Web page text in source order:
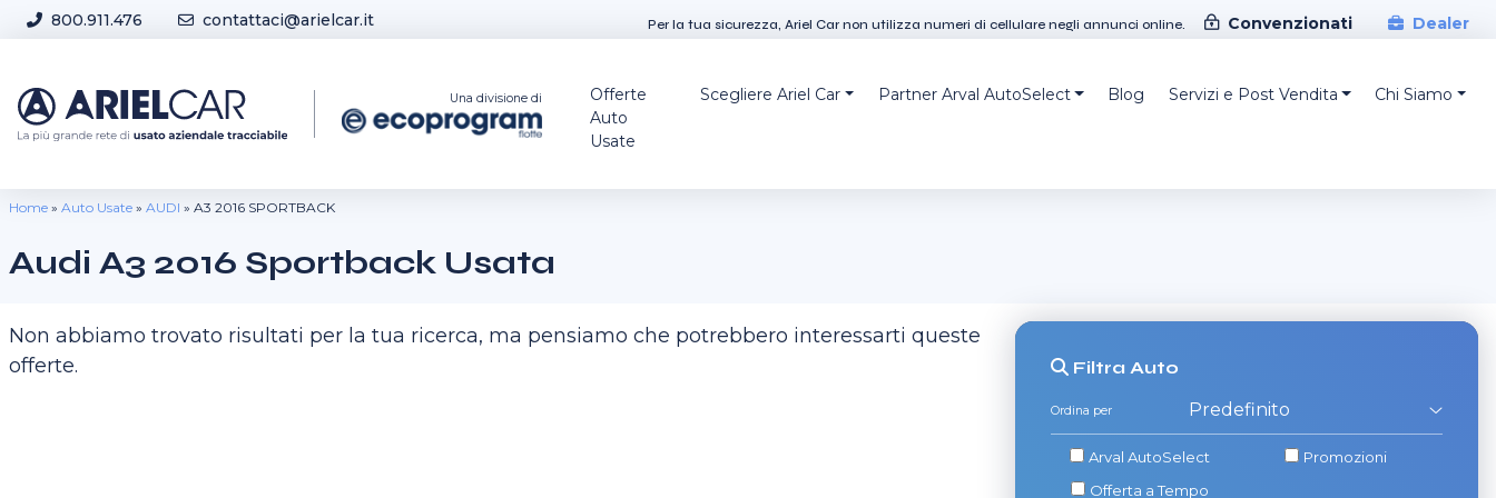
Skip to content
800.911.476
contattaci@arielcar.it
Per la tua sicurezza, Ariel Car non utilizza numeri di cellulare negli annunci online. Convenzionati Dealer
Una divisione di
Offerte
Auto
Usate
Scegliere Ariel Car Partner Arval AutoSelect Blog Servizi e Post Vendita Chi Siamo
Home » Auto Usate » AUDI » A3 2016 SPORTBACK
Audi A3 2016 Sportback Usata
Non abbiamo trovato risultati per la tua ricerca, ma pensiamo che potrebbero interessarti queste
offerte.
Filtra Auto
Ordina per
Arval AutoSelect
Promozioni
Offerta a Tempo